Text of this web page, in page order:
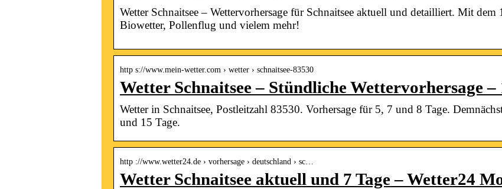
Wetter Schnaitsee – Wettervorhersage für Schnaitsee aktuell und detailliert. Mit dem
Biowetter, Pollenflug und vielem mehr!
http s://www.mein-wetter.com › wetter › schnaitsee-83530
Wetter Schnaitsee – Stündliche Wettervorhersage –
Wetter in Schnaitsee, Postleitzahl 83530. Vorhersage für 5, 7 und 8 Tage.
und 15 Tage.
http ://www.wetter24.de › vorhersage › deutschland › sc…
Wetter Schnaitsee aktuell und 7 Tage – Wetter24